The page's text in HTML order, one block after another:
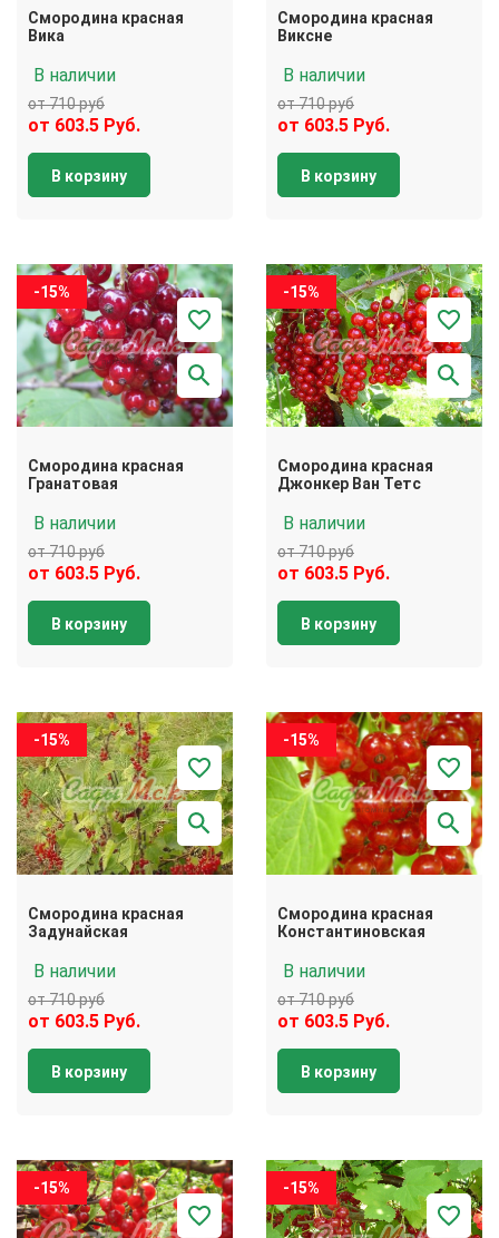
Смородина красная
Вика
В наличии
от 710 руб
от 603.5 Руб.
В корзину
Смородина красная
Виксне
В наличии
от 710 руб
от 603.5 Руб.
В корзину
-15%
Смородина красная
Гранатовая
В наличии
от 710 руб
от 603.5 Руб.
В корзину
-15%
Смородина красная
Джонкер Ван Тетс
В наличии
от 710 руб
от 603.5 Руб.
В корзину
-15%
Смородина красная
Задунайская
В наличии
от 710 руб
от 603.5 Руб.
В корзину
-15%
Смородина красная
Константиновская
В наличии
от 710 руб
от 603.5 Руб.
В корзину
-15% -15%